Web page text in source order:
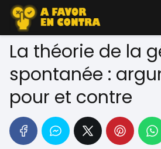
La théorie de la
spontanée :
pour et contre